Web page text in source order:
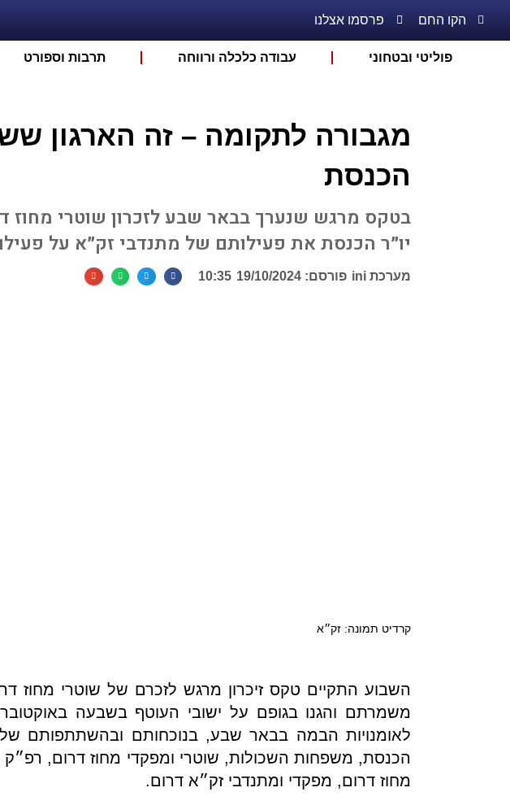
הקו החם פרסמו אצלנו
פוליטי ובטחוני עבודה כלכלה ורווחה תרבות וספורט
מגבורה לתקומה – זה הארגון
הכנסת
בטקס מרגש שנערך בבאר שבע לזכרון שוטרי מחוז
יו״ר הכנסת את פעילותם של מתנדבי זק״א על
מערכת ini פורסם: 10:35
קרדיט תמונה: זק״א
השבוע התקיים טקס זיכרון מרגש לזכרם של שוטרי מחוז
משמרתם והגנו בגופם על ישובי העוטף בשבעה
לאומנויות הבמה בבאר שבע, בנוכחותם ובהשתתפותם
הכנסת, משפחות השכולות, שוטרי ומפקדי מחוז דרום,
מחוז דרום, מפקדי ומתנדבי זק״א דרום.